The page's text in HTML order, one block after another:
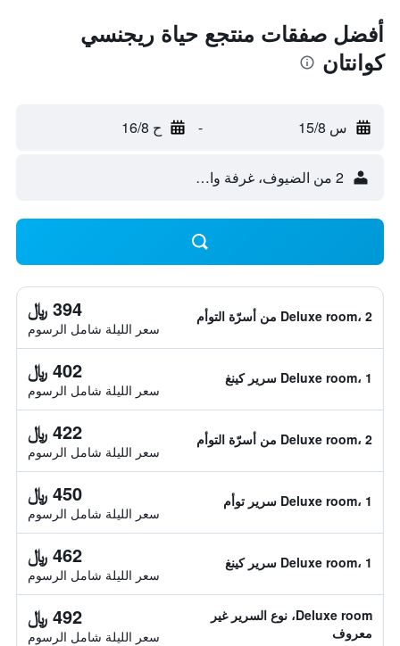
أفضل صفقات منتجع حياة ريجنسي
كوانتان
س 15/8 - ح 16/8
2 من الضيوف، غرفة واحدة
Deluxe room، 2 من أسرّة التوأم 394 ﷼
سعر الليلة شامل الرسوم
Deluxe room، 1 سرير كينغ 402 ﷼
سعر الليلة شامل الرسوم
Deluxe room، 2 من أسرّة التوأم 422 ﷼
سعر الليلة شامل الرسوم
Deluxe room، 1 سرير توأم 450 ﷼
سعر الليلة شامل الرسوم
Deluxe room، 1 سرير كينغ 462 ﷼
سعر الليلة شامل الرسوم
Deluxe room، نوع السرير غير
معروف
492 ﷼
سعر الليلة شامل الرسوم